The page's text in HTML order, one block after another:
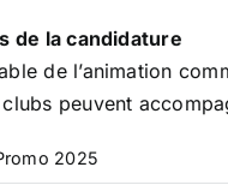
de la candidature
de l’animation
peuvent
2025